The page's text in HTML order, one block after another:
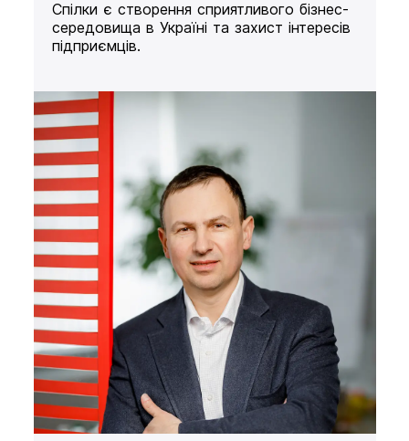
Спілки є створення сприятливого бізнес-
середовища в Україні та захист інтересів
підприємців.